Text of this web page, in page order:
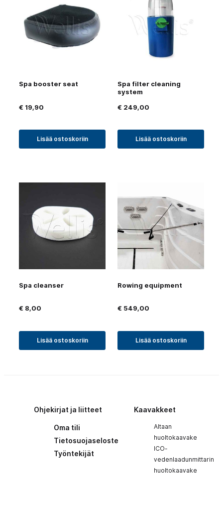
Spa booster seat
€ 19,90
Lisää ostoskoriin
Spa filter cleaning
system
€ 249,00
Lisää ostoskoriin
Spa cleanser
€ 8,00
Lisää ostoskoriin
Rowing equipment
€ 549,00
Lisää ostoskoriin
Ohjekirjat ja liitteet
Oma tili
Tietosuojaseloste
Työntekijät
Kaavakkeet
Altaan
huoltokaavake
ICO-
vedenlaadunmittarin
huoltokaavake